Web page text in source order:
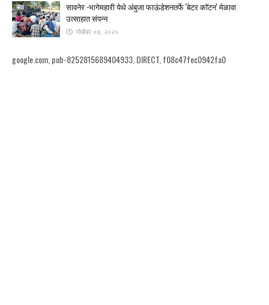
सावनेर -भागेमहारी येथे अंबुजा फाऊंडेशनतर्फे 'बेटर कॉटन' मेळावा
उत्साहात संपन्न
नोव्हेंबर ०४, २०२५
google.com, pub-8252815689404933, DIRECT, f08c47fec0942fa0